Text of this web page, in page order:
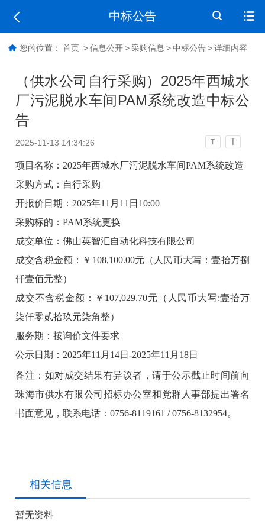
中标公告
您的位置： 首页 > 信息公开 > 采购信息 > 中标公告 > 详细内容
（供水公司自行采购）2025年西城水
厂污泥脱水车间PAM系统改造中标公
告
2025-11-13 14:34:26 T T
项目名称：2025年西城水厂污泥脱水车间PAM系统改造
采购方式：自行采购
开报价日期：2025年11月11日10:00
采购标的：PAM系统更换
成交单位：佛山英智汇自动化科技有限公司
成交含税金额：￥108,100.00元（人民币大写：壹拾万捌
仟壹佰元整）
成交不含税金额：￥107,029.70元（人民币大写:壹拾万
柒仟零贰拾玖元柒角整）
服务期：按询价文件要求
公示日期：2025年11月14日-2025年11月18日
备注：如对成交结果有异议者，请于公示截止时间前向
珠海市供水有限公司招标办公室和党群人事部提出署名
书面意见，联系电话：0756-8119161 / 0756-8132954。
相关信息
暂无资料